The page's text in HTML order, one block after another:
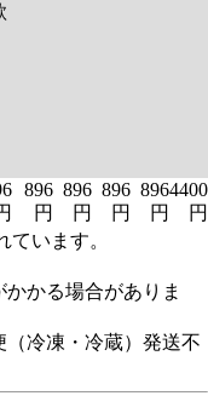
896
円
896
円
896
円
896
円
4400
円
ています。
かる場合がありま
冷凍・冷蔵）発送不